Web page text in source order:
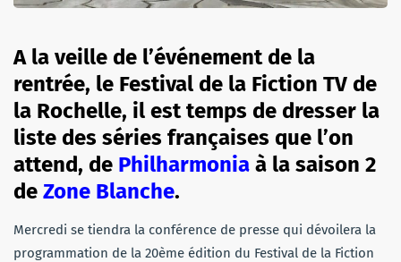
A la veille de l’événement de la
rentrée, le Festival de la Fiction TV de
la Rochelle, il est temps de dresser la
liste des séries françaises que l’on
attend, de Philharmonia à la saison 2
de Zone Blanche.
Mercredi se tiendra la conférence de presse qui dévoilera la
programmation de la 20ème édition du Festival de la Fiction